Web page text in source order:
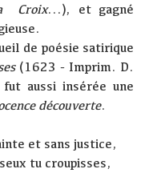
Croix...), et gagné
de poésie satirique
(1623 - Imprim. D.
aussi insérée une
découverte.
et sans justice,
tu croupisses,